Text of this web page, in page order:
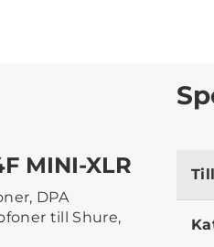
MINI-XLR
DPA
till Shure,